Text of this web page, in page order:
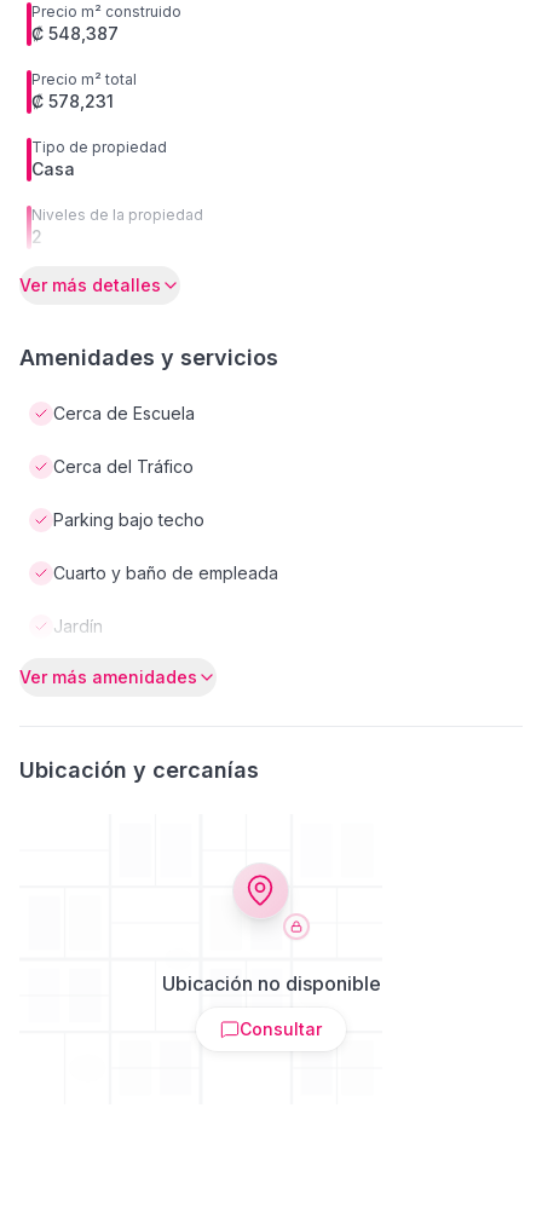
Precio m² construido
₡ 548,387
Precio m² total
₡ 578,231
Tipo de propiedad
Casa
Niveles de la propiedad
2
Ver más detalles
Amenidades y servicios
Cerca de Escuela
Cerca del Tráfico
Parking bajo techo
Cuarto y baño de empleada
Jardín
Ver más amenidades
Ubicación y cercanías
Ubicación no disponible
Consultar